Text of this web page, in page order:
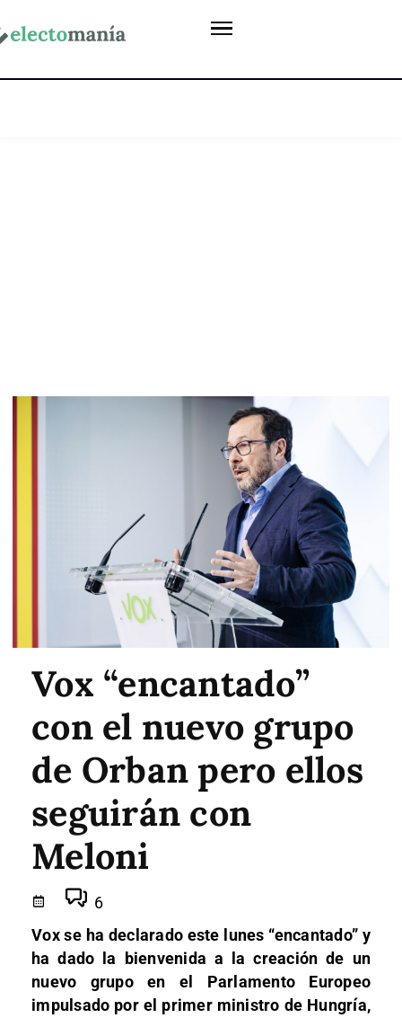
Vox “encantado”
con el nuevo grupo
de Orban pero ellos
seguirán con
Meloni
6
Vox se ha declarado este lunes “encantado” y
ha dado la bienvenida a la creación de un
nuevo grupo en el Parlamento Europeo
impulsado por el primer ministro de Hungría,